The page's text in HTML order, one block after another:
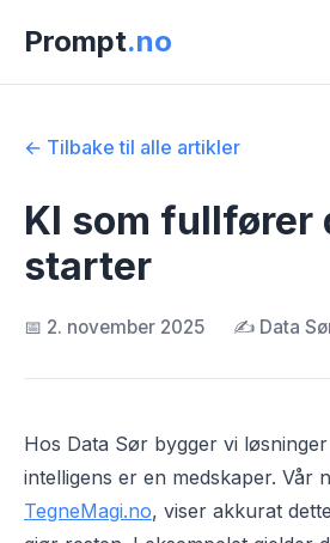
Prompt.no
← Tilbake til alle artikler
KI som fullfører
starter
📅 2. november 2025 ✍️ Data
Hos Data Sør bygger vi
intelligens er en medskaper. Vår
TegneMagi.no, viser akkurat